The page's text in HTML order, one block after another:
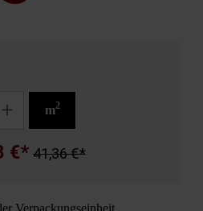
m2
€* 41,36 €*
Verpackungseinheit